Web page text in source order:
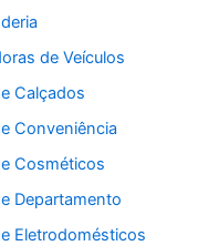
de Veículos
Calçados
Conveniência
Cosméticos
Departamento
Eletrodomésticos